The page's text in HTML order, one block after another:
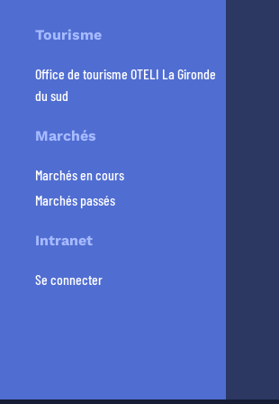
Tourisme
Office de tourisme OTELI La Gironde
du sud
Marchés
Marchés en cours
Marchés passés
Intranet
Se connecter